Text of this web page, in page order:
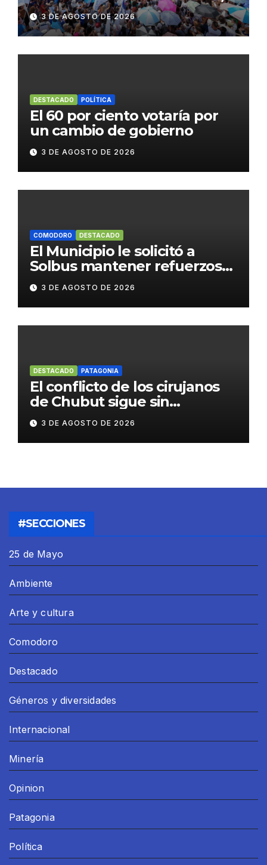
paran y se movilizan
3 DE AGOSTO DE 2026
DESTACADO POLÍTICA
El 60 por ciento votaría por
un cambio de gobierno
3 DE AGOSTO DE 2026
COMODORO DESTACADO
El Municipio le solicitó a
Solbus mantener refuerzos
escolares y servicios
habituales
3 DE AGOSTO DE 2026
DESTACADO PATAGONIA
El conflicto de los cirujanos
de Chubut sigue sin
resolverse
3 DE AGOSTO DE 2026
#SECCIONES
25 de Mayo
Ambiente
Arte y cultura
Comodoro
Destacado
Géneros y diversidades
Internacional
Minería
Opinion
Patagonia
Política